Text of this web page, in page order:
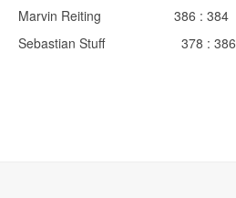
Marvin Reiting 386 : 384
Sebastian Stuff 378 : 386